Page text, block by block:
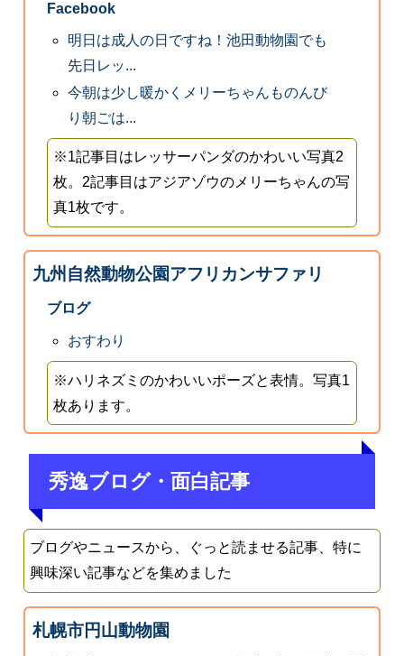
Facebook
明日は成人の日ですね！池田動物園でも
先日レッ...
今朝は少し暖かくメリーちゃんものんび
り朝ごは...
※1記事目はレッサーパンダのかわいい写真2
枚。2記事目はアジアゾウのメリーちゃんの写
真1枚です。
九州自然動物公園アフリカンサファリ
ブログ
おすわり
※ハリネズミのかわいいポーズと表情。写真1
枚あります。
秀逸ブログ・面白記事
ブログやニュースから、ぐっと読ませる記事、特に
興味深い記事などを集めました
札幌市円山動物園